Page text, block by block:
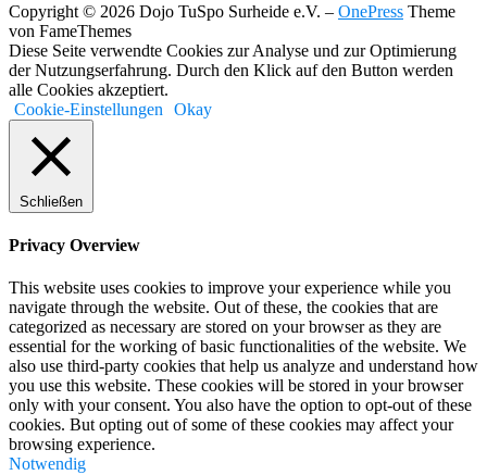
Copyright © 2026 Dojo TuSpo Surheide e.V. – OnePress Theme
von FameThemes
Diese Seite verwendte Cookies zur Analyse und zur Optimierung
der Nutzungserfahrung. Durch den Klick auf den Button werden
alle Cookies akzeptiert.
Cookie-Einstellungen
Okay
Schließen
Privacy Overview
This website uses cookies to improve your experience while you
navigate through the website. Out of these, the cookies that are
categorized as necessary are stored on your browser as they are
essential for the working of basic functionalities of the website. We
also use third-party cookies that help us analyze and understand how
you use this website. These cookies will be stored in your browser
only with your consent. You also have the option to opt-out of these
cookies. But opting out of some of these cookies may affect your
browsing experience.
Notwendig